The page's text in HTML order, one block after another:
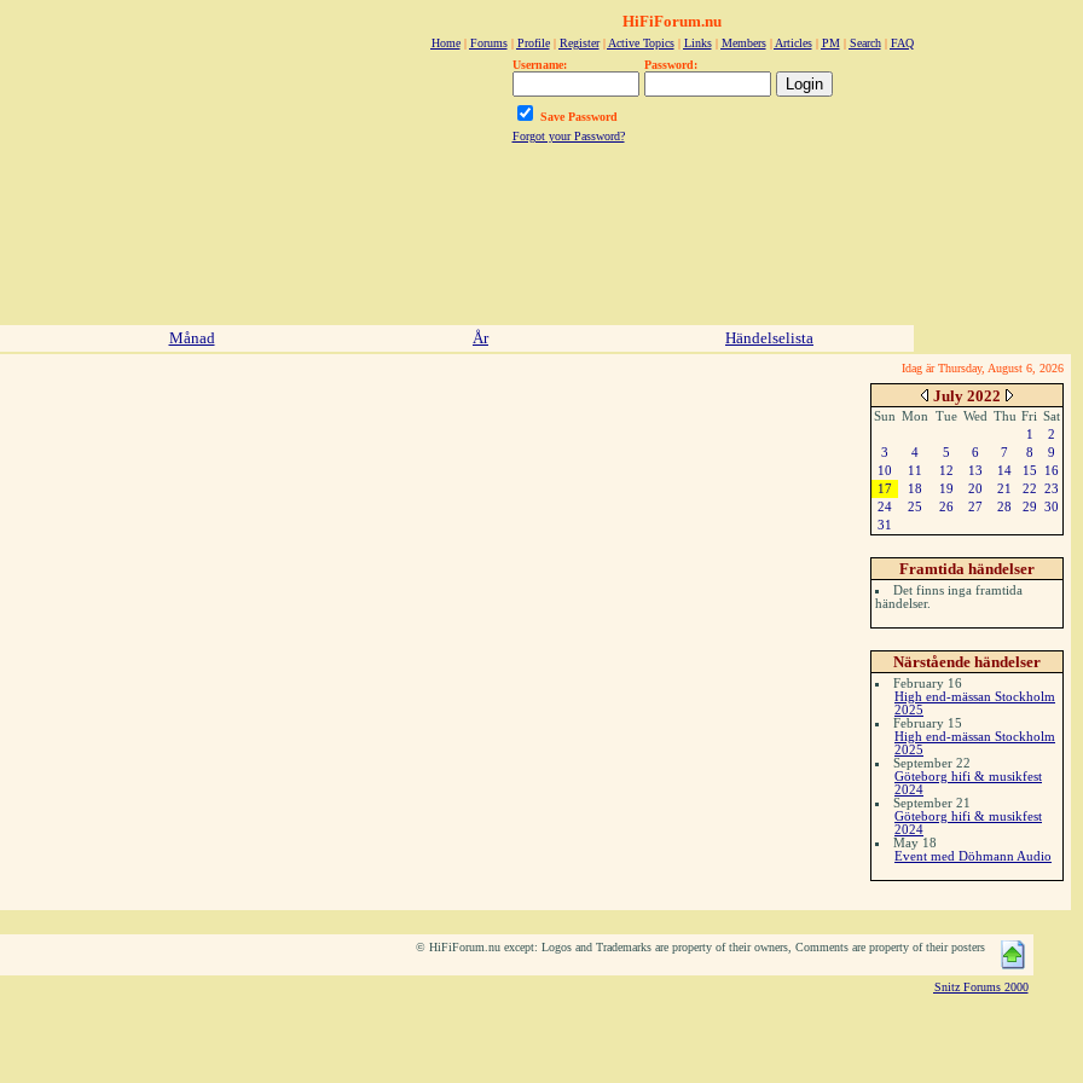
HiFiForum.nu
Home| Forums| Profile| Register| Active Topics| Links| Members| Articles| PM| Search| FAQ
Username:
Password:
Save Password
Forgot your Password?
Månad År Händelselista
Idag är Thursday, August 6, 2026
July 2022
Sun Mon Tue Wed Thu Fri Sat
1
2
3
4 5 6 7 8
9
10
11 12 13 14 15
16
17
18 19 20 21 22 23
24
25 26 27 28 29 30
31
Framtida händelser
Det finns inga framtida
händelser.
Närstående händelser
February 16
High end-mässan Stockholm
2025
February 15
High end-mässan Stockholm
2025
September 22
Göteborg hifi & musikfest
2024
September 21
Göteborg hifi & musikfest
2024
May 18
Event med Döhmann Audio
© HiFiForum.nu except: Logos and Trademarks are property of their owners, Comments are property of their posters
Snitz Forums 2000